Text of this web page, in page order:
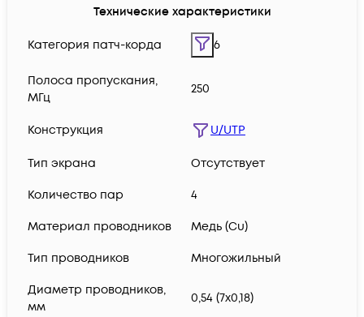
Технические характеристики
Категория патч-корда 6
Полоса пропускания,
МГц
250
Конструкция U/UTP
Тип экрана Отсутствует
Количество пар 4
Материал проводников Медь (Сu)
Тип проводников Многожильный
Диаметр проводников,
мм
0,54 (7х0,18)